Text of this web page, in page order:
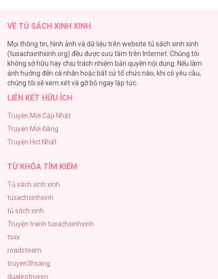
44
Cash Or Credit
44
BÌNH MINH CHIA CẮT BÓNG ĐÊM
ONESHOT CHỊCH VỒN CHỊCH VÃ
31
VỀ TỦ SÁCH XINH XINH
Mọi thông tin, hình ảnh và dữ liệu trên website tủ sách xinh xinh
(tusachxinhxinh.org) đều được sưu tầm trên Internet. Chúng tôi
không sở hữu hay chịu trách nhiệm bản quyền nội dung. Nếu làm
ảnh hưởng đến cá nhân hoặc bất cứ tổ chức nào, khi có yêu cầu,
chúng tôi sẽ xem xét và gỡ bỏ ngay lập tức.
LIÊN KẾT HỮU ÍCH
Truyện Mới Cập Nhật
Truyện Mới Đăng
Truyện Hot Nhất
TỪ KHÓA TÌM KIẾM
Tủ sách xinh xinh
tusachxinhxinh
tủ sách xinh
Truyện tranh tusachxinhxinh
tsxx
roadsteam
truyen3hsang
dualeotruyen